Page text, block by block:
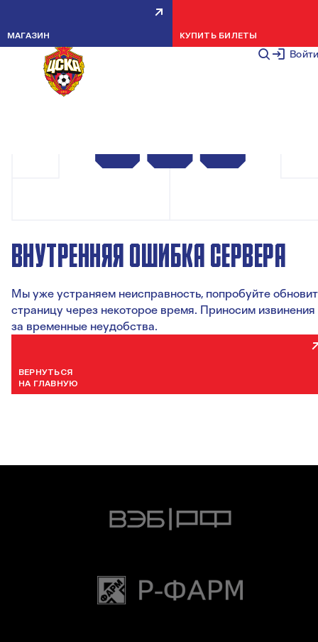
Войти
МАГАЗИН КУПИТЬ БИЛЕТЫ
ВНУТРЕННЯЯ ОШИБКА СЕРВЕРА
Мы уже устраняем неисправность, попробуйте
страницу через некоторое время. Приносим извинения
за временные неудобства.
ВЕРНУТЬСЯ
НА ГЛАВНУЮ